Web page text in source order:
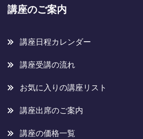
講座のご案内
講座日程カレンダー
講座受講の流れ
お気に入りの講座リスト
講座出席のご案内
講座の価格一覧